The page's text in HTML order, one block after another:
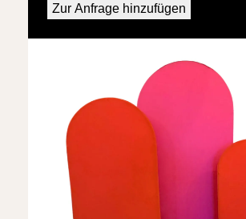
Zur Anfrage hinzufügen